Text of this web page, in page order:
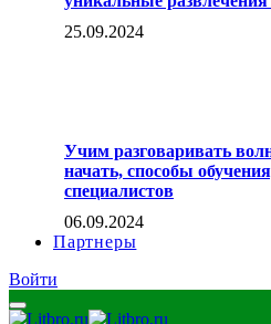
25.09.2024
Учим разговаривать
начать, способы
специалистов
06.09.2024
Партнеры
Войти